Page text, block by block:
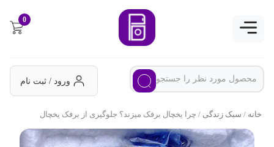
0
ورود / ثبت نام
خانه / سبک زندگی / چرا یخچال برفک میزند؟ جلوگیری از برفک یخچال